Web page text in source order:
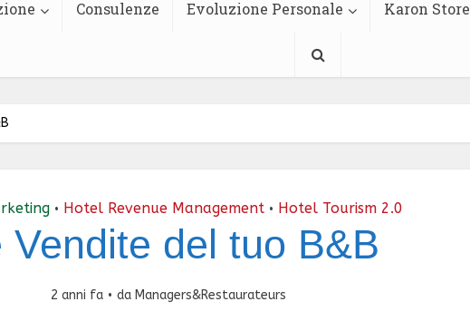
Consulenze Evoluzione Personale Karon Store
• Hotel Revenue Management • Hotel Tourism 2.0
Vendite del tuo B&B
2 anni fa da Managers&Restaurateurs